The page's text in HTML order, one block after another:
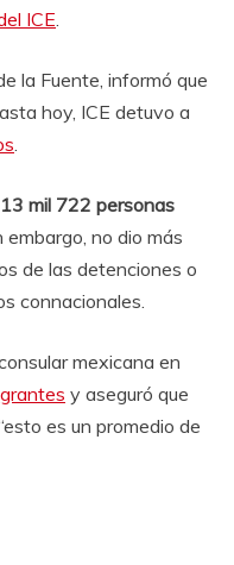
ICE
la Fuente, informó que
hoy, ICE detuvo a
13 mil 722 personas
embargo, no dio más
de las detenciones o
connacionales.
mexicana en
y aseguró que
es un promedio de